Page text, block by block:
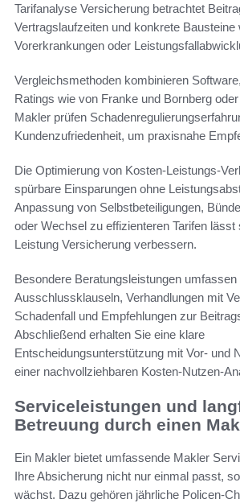
Tarifanalyse Versicherung betrachtet
Vertragslaufzeiten und konkrete Bausteine
Vorerkrankungen oder
Vergleichsmethoden kombinieren
Ratings wie von Franke und Bornberg
Makler prüfen
Kundenzufriedenheit, um praxisnahe
Die Optimierung von Kosten-Leistungs-
spürbare Einsparungen ohne
Anpassung von Selbstbeteiligungen,
oder Wechsel zu effizienteren Tarifen
Leistung Versicherung verbessern.
Besondere Beratungsleistungen
Ausschlussklauseln, Verhandlungen mit
Schadenfall und Empfehlungen zur
Abschließend erhalten Sie eine klare
Entscheidungsunterstützung mit Vor- und
einer nachvollziehbaren Kosten-Nutzen-
Serviceleistungen und
Betreuung durch einen
Ein Makler bietet umfassende Makler
Ihre Absicherung nicht nur einmal passt,
wächst. Dazu gehören jährliche Policen-